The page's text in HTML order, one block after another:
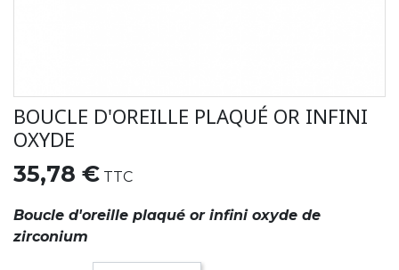
BOUCLE D'OREILLE PLAQUÉ OR INFINI
OXYDE
35,78 € TTC
Boucle d'oreille plaqué or infini oxyde de
zirconium